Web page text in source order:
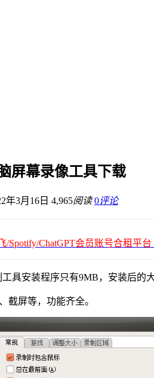
屏幕录像工具下载
年3月16日 4,965阅读 0评论
Spotify/ChatGPT会员账号合租平台
具安装程序只有9MB，安装后的
截屏等，功能齐全。